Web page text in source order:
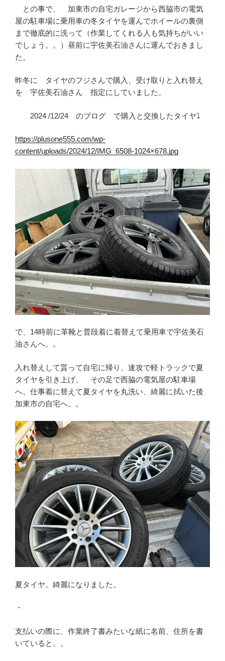
との事で、 加東市の自宅ガレージから西脇市の電気
屋の駐車場に乗用車の冬タイヤを運んでホイールの裏側
まで徹底的に洗って（作業してくれる人も気持ちがいい
でしょう。。）昼前に宇佐美石油さんに運んでおきまし
た。
昨冬に タイヤのフジさんで購入、受け取りと入れ替え
を 宇佐美石油さん 指定にしていました。
2024 /12/24 のブログ で購入と交換したタイヤ⤵
https://plusone555.com/wp-
content/uploads/2024/12/IMG_6508-1024×678.jpg
で、14時前に革靴と普段着に着替えて乗用車で宇佐美石
油さんへ。。
入れ替えして貰って自宅に帰り、速攻で軽トラックで夏
タイヤを引き上げ、 その足で西脇の電気屋の駐車場
へ、仕事着に替えて夏タイヤを丸洗い、綺麗に拭いた後
加東市の自宅へ。。
夏タイヤ。綺麗になりました。
・
支払いの際に、作業終了書みたいな紙に名前、住所を書
いていると。。